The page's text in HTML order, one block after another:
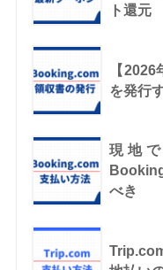
ト還元
【
を発行
現地
べき